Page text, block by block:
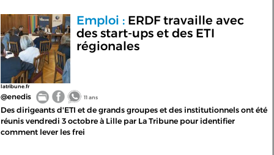
latribune.fr
Emploi :ERDF travaille avec
des start-ups et des ETI
régionales
@enedis 11 ans
Des dirigeants d'ETI et de grands groupes et des institutionnels ont été
réunis vendredi 3 octobre à Lille par La Tribune pour identifier
comment lever les frei